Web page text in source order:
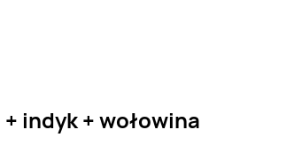
indyk + wołowina